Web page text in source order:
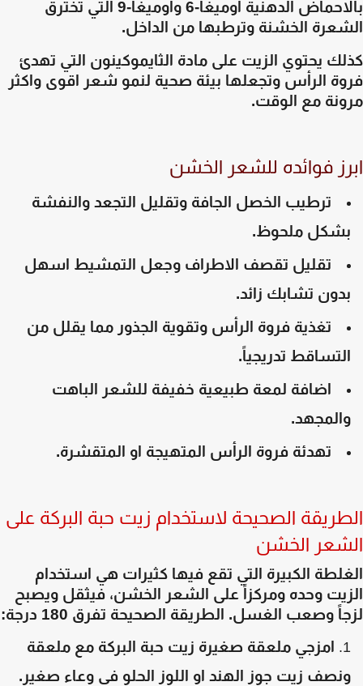
بالاحماض الدهنية اوميغا-6 واوميغا-9 التي تخترق
الخشنة وترطبها من الداخل.
يحتوي الزيت على مادة الثايموكينون التي تهدئ
الرأس وتجعلها بيئة صحية لنمو شعر اقوى واكثر
مع الوقت.
فوائده للشعر الخشن
ترطيب الخصل الجافة وتقليل التجعد والنفشة
ملحوظ.
تقليل تقصف الاطراف وجعل التمشيط اسهل
تشابك زائد.
تغذية فروة الرأس وتقوية الجذور مما يقلل من
تدريجياً.
اضافة لمعة طبيعية خفيفة للشعر الباهت
تهدئة فروة الرأس المتهيجة او المتقشرة.
الصحيحة لاستخدام زيت حبة البركة على
الخشن
الكبيرة التي تقع فيها كثيرات هي استخدام
وحده ومركزاً على الشعر الخشن، فيثقل ويصبح
وصعب الغسل. الطريقة الصحيحة تفرق 180 درجة:
امزجي ملعقة صغيرة زيت حبة البركة مع ملعقة
زيت جوز الهند او اللوز الحلو في وعاء صغير.